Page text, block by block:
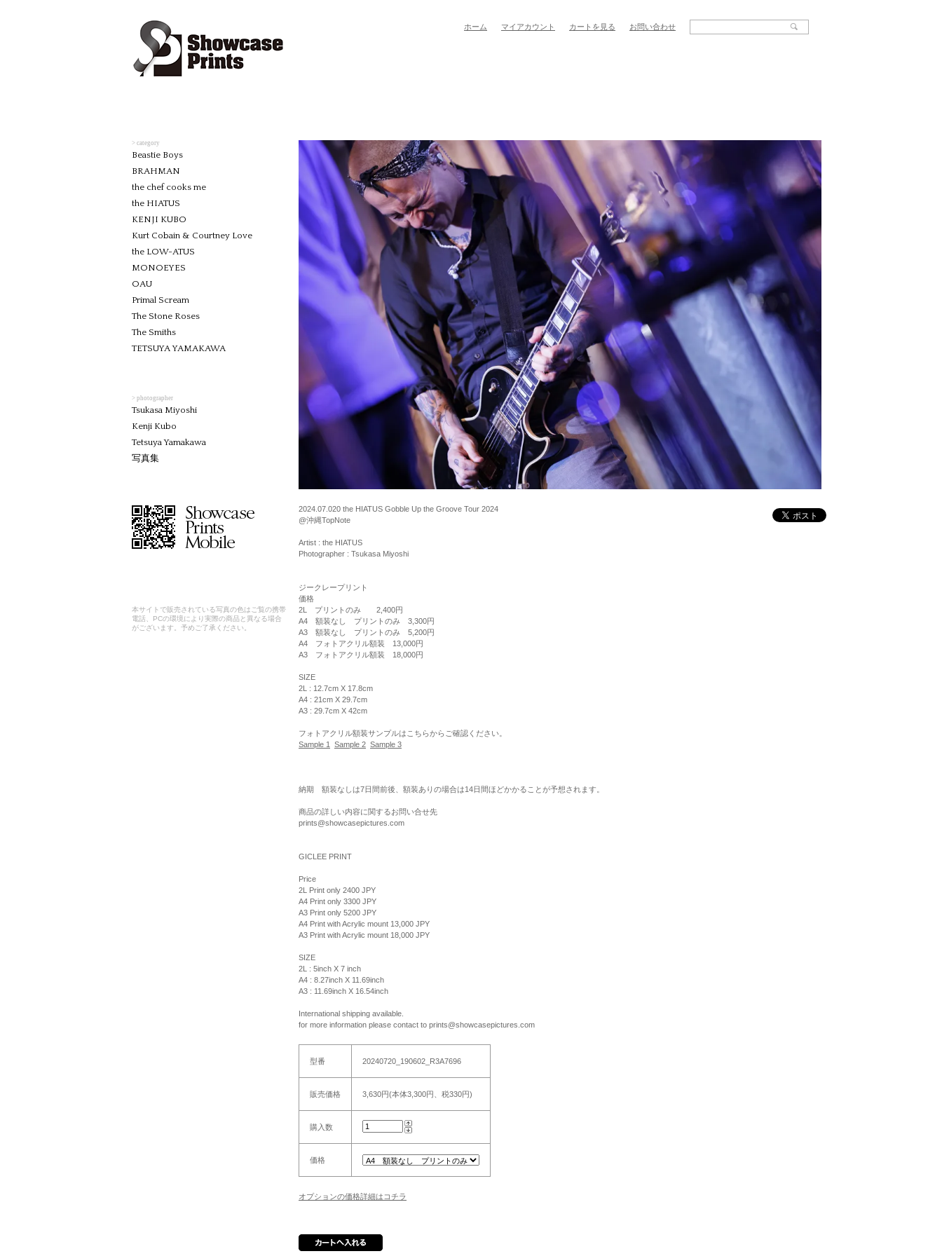
ホーム マイアカウント カートを見る お問い合わせ
> category
Beastie Boys
BRAHMAN
the chef cooks me
the HIATUS
KENJI KUBO
Kurt Cobain & Courtney Love
the LOW-ATUS
MONOEYES
OAU
Primal Scream
The Stone Roses
The Smiths
TETSUYA YAMAKAWA
> photographer
Tsukasa Miyoshi
Kenji Kubo
Tetsuya Yamakawa
写真集
本サイトで販売されている写真の色はご覧の携帯
電話、PCの環境により実際の商品と異なる場合
がございます。予めご了承ください。
2024.07.020 the HIATUS Gobble Up the Groove Tour 2024
@沖縄TopNote
Artist : the HIATUS
Photographer : Tsukasa Miyoshi
ジークレープリント
価格
2L プリントのみ 2,400円
A4 額装なし プリントのみ 3,300円
A3 額装なし プリントのみ 5,200円
A4 フォトアクリル額装 13,000円
A3 フォトアクリル額装 18,000円
SIZE
2L : 12.7cm X 17.8cm
A4 : 21cm X 29.7cm
A3 : 29.7cm X 42cm
フォトアクリル額装サンプルはこちらからご確認ください。
Sample 1
Sample 2 Sample 3
納期 額装なしは7日間前後、額装ありの場合は14日間ほどかかることが予想されます。
商品の詳しい内容に関するお問い合せ先
prints@showcasepictures.com
GICLEE PRINT
Price
2L Print only 2400 JPY
A4 Print only 3300 JPY
A3 Print only 5200 JPY
A4 Print with Acrylic mount 13,000 JPY
A3 Print with Acrylic mount 18,000 JPY
SIZE
2L : 5inch X 7 inch
A4 : 8.27inch X 11.69inch
A3 : 11.69inch X 16.54inch
International shipping available.
for more information please contact to prints@showcasepictures.com
型番 20240720_190602_R3A7696
販売価格 3,630円(本体3,300円、税330円)
購入数
価格
オプションの価格詳細はコチラ